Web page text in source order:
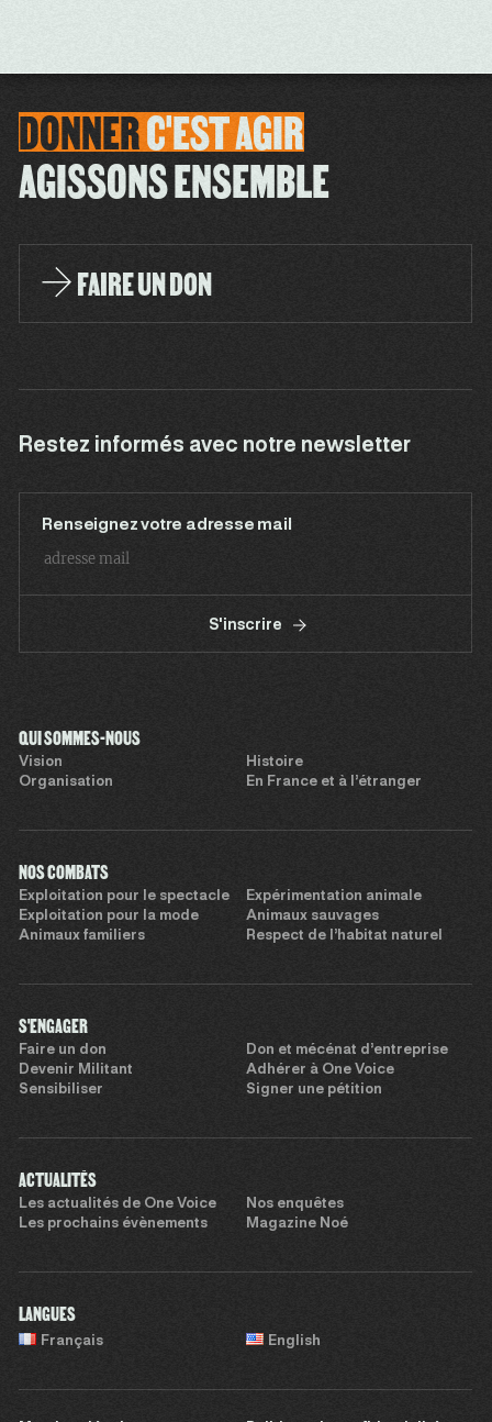
DONNERC'ESTAGIR
AGISSONS ENSEMBLE
FAIRE UN DON
Restez informés avec notre newsletter
Renseignez votre adresse mail
S'inscrire
QUI SOMMES-NOUS
Vision
Histoire
Organisation
En France et à l’étranger
NOS COMBATS
Exploitation pour le spectacle
Expérimentation animale
Exploitation pour la mode
Animaux sauvages
Animaux familiers
Respect de l’habitat naturel
S'ENGAGER
Faire un don
Don et mécénat d’entreprise
Devenir Militant
Adhérer à One Voice
Sensibiliser
Signer une pétition
ACTUALITÉS
Les actualités de One Voice
Nos enquêtes
Les prochains évènements
Magazine Noé
LANGUES
Français English